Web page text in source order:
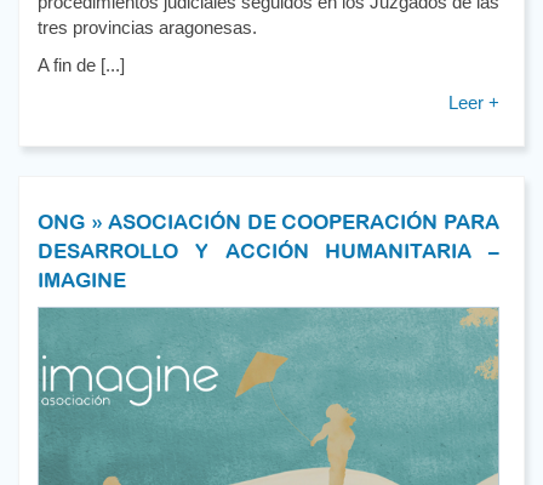
tres provincias aragonesas.
A fin de [...]
Leer +
ONG » ASOCIACIÓN DE COOPERACIÓN PARA
DESARROLLO Y ACCIÓN HUMANITARIA –
IMAGINE